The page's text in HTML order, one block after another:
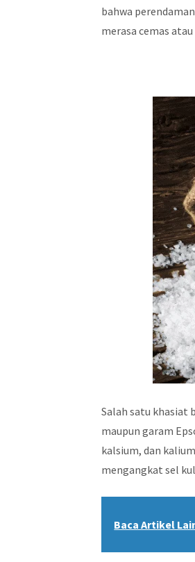
bahwa
merasa cemas
Salah satu khasiat
maupun garam
kalsium, dan
mengangkat sel
Baca Artikel